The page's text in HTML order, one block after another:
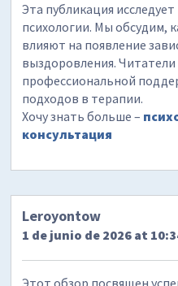
Эта публикация
психологии. Мы обсудим,
влияют на появление
выздоровления.
профессиональной
подходов в терапии.
Хочу знать больше –
консультация
Leroyontow
1 de junio de 2026 at
Этот обзор посвящен